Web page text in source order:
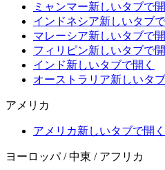
ミャンマー新しいタブで開
インドネシア新しいタブで
マレーシア新しいタブで開
フィリピン新しいタブで開
インド新しいタブで開く
オーストラリア新しいタ
アメリカ
アメリカ新しいタブで開く
ヨーロッパ / 中東 / アフリカ